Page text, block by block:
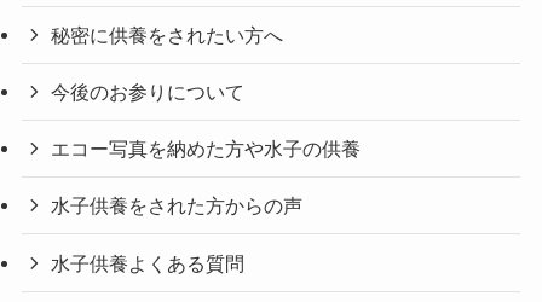
秘密に供養をされたい方へ
今後のお参りについて
エコー写真を納めた方や水子の供養
水子供養をされた方からの声
水子供養よくある質問